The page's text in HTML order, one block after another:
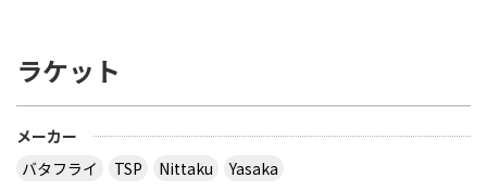
ラケット
メーカー
バタフライ
TSP Nittaku
Yasaka